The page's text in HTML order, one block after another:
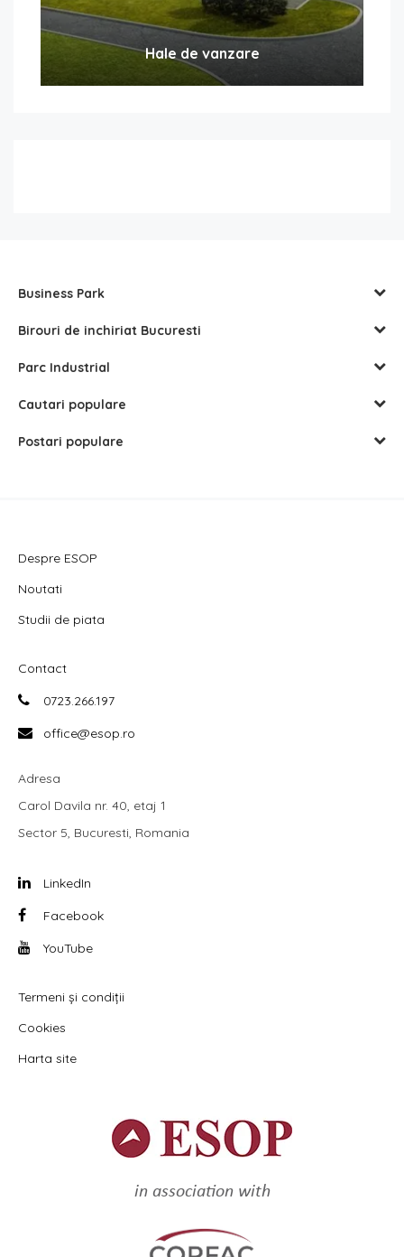
Hale de vanzare
Business Park
Birouri de inchiriat Bucuresti
Parc Industrial
Cautari populare
Postari populare
Despre ESOP
Noutati
Studii de piata
Contact
0723.266.197
office@esop.ro
Adresa
Carol Davila nr. 40, etaj 1
Sector 5, Bucuresti, Romania
LinkedIn
Facebook
YouTube
Termeni și condiții
Cookies
Harta site
in association with